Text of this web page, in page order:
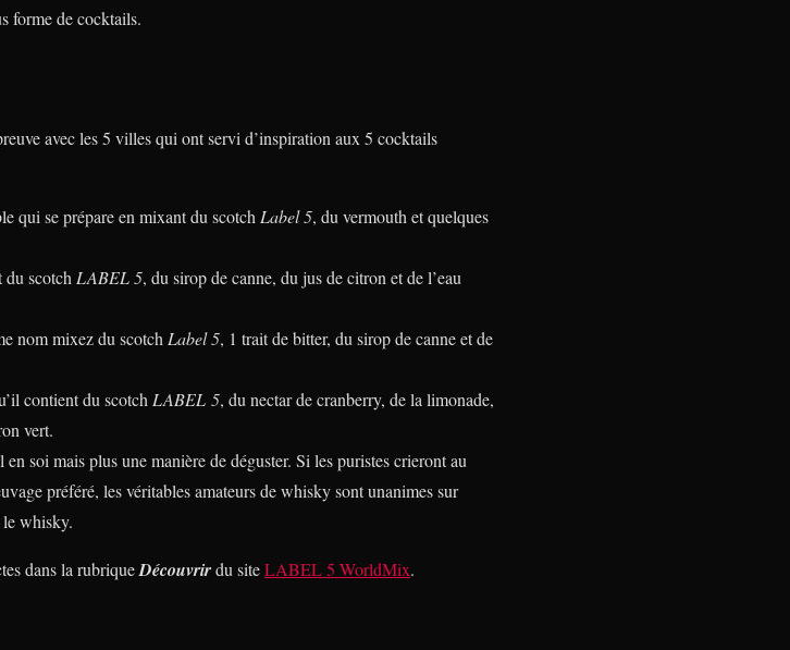
forme de cocktails.
avec les 5 villes qui ont servi d’inspiration aux 5 cocktails
qui se prépare en mixant du scotch Label 5, du vermouth et quelques
scotch LABEL 5, du sirop de canne, du jus de citron et de l’eau
nom mixez du scotch Label 5, 1 trait de bitter, du sirop de canne et de
contient du scotch LABEL 5, du nectar de cranberry, de la limonade,
vert.
soi mais plus une manière de déguster. Si les puristes crieront au
préféré, les véritables amateurs de whisky sont unanimes sur
le whisky.
dans la rubriqueDécouvrirdu siteLABEL 5 WorldMix.